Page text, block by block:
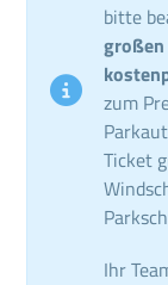
bitte
zum
Ticket
Ihr